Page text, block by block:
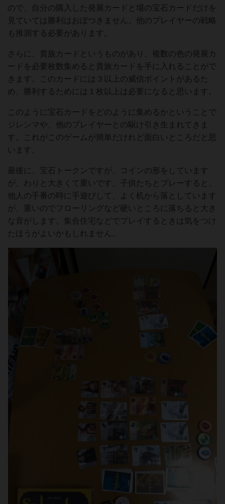
ので、自分の購入した発展カードと場の宝石カードだけを
見ていては勝利はおぼつきません。他のプレイヤーの戦略
も推測する必要があります。
さらに、貴族カードというものがあり、複数の色の発展カ
ードを必要枚数集めると貴族カードを手に入れることがで
きます。このカードには３以上の威信ポイントがあるた
め、勝利するためには１枚以上は必要になると思います。
このように宝石カードをどのように集めるかということで
ジレンマや、他のプレイヤーとの駆け引き生まれてきま
す。これがこのゲームが簡単だけれど面白いところだと思
います。
最後に、宝石トークンですが、コインの形をしています
が、わりと大きくて重いです。子供たちとプレーすると、
他人の手番の時に手遊びして、よく机から落としています
が、重いのでフローリングなど硬いところに落ちると大き
な音がします。集合住宅などでプレイするときは気をつけ
たほうがよいかもしれません。